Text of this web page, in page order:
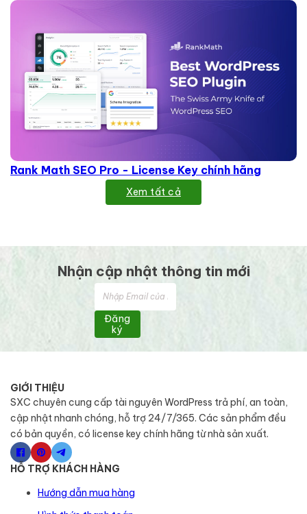
Rank Math SEO Pro - License Key chính hãng
Xem tất cả
Nhận cập nhật thông tin mới
Đăng
ký
GIỚI THIỆU
SXC chuyên cung cấp tài nguyên WordPress trả phí, an toàn,
cập nhật nhanh chóng, hỗ trợ 24/7/365. Các sản phẩm đều
có bản quyền, có license key chính hãng từ nhà sản xuất.
HỖ TRỢ KHÁCH HÀNG
Hướng dẫn mua hàng